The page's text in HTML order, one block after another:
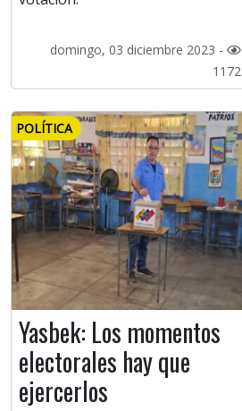
domingo, 03 diciembre 2023 -
1172
POLÍTICA
Yasbek: Los momentos
electorales hay que
ejercerlos